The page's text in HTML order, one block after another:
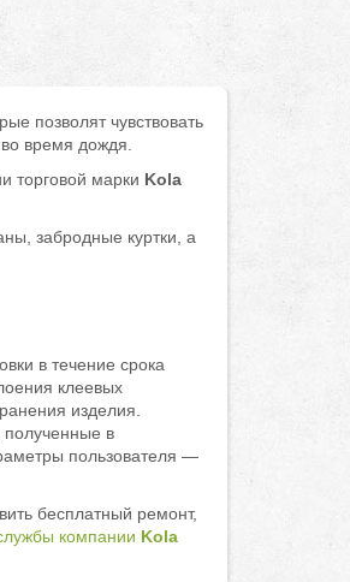
позволят чувствовать
время дождя.
торговой марки Kola
забродные куртки, а
в течение срока
клеевых
изделия.
полученные в
пользователя —
бесплатный ремонт,
компании Kola